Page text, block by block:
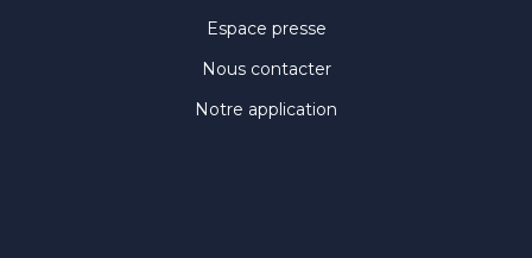
Espace presse
Nous contacter
Notre application